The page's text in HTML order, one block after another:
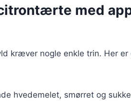
med
kræver nogle enkle trin. Her er
hvedemelet, smørret og